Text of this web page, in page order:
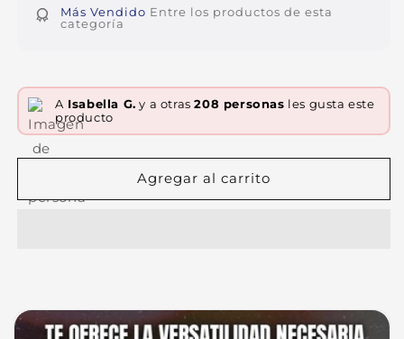
Más Vendido Entre los productos de esta
categoría
A Isabella G. y a otras208 personas les gusta este
producto
Agregar al carrito